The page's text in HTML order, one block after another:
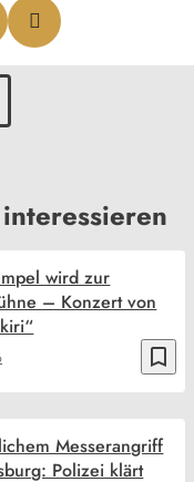
bookmark_border
wird zur
– Konzert von
Messerangriff
Polizei klärt